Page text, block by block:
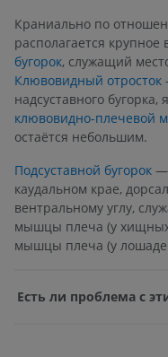
Краниально по
располагается
бугорок, служащий
Клювовидный отросток
надсуставного
клювовидно-плечевой
остаётся небольшим.
Подсуставной бугорок —
каудальном крае,
вентральному углу,
мышцы плеча (у
мышцы плеча (у
Есть ли проблема с